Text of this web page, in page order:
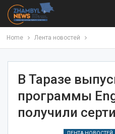
Home Лента новостей
В Таразе
программы
получили